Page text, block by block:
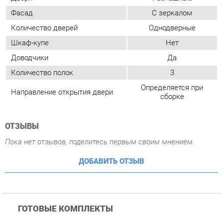
Направление открытия двери
Определяется при
сборке
ОТЗЫВЫ
Пока нет отзывов, поделитесь первым своим мнением.
ГОТОВЫЕ КОМПЛЕКТЫ